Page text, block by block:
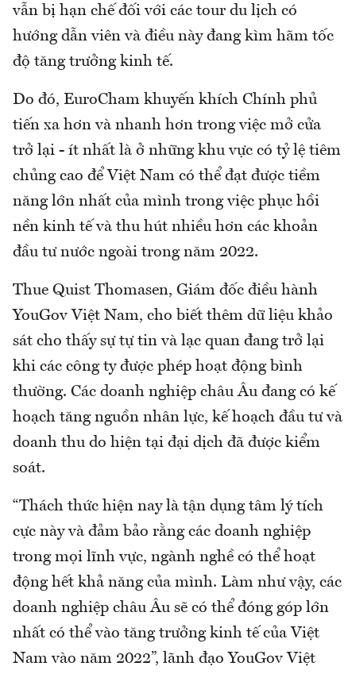
vẫn bị hạn chế đối với các tour du lịch có
hướng dẫn viên và điều này đang kìm hãm tốc
độ tăng trưởng kinh tế.
Do đó, EuroCham khuyến khích Chính phủ
tiến xa hơn và nhanh hơn trong việc mở cửa
trở lại - ít nhất là ở những khu vực có tỷ lệ tiêm
chủng cao để Việt Nam có thể đạt được tiềm
năng lớn nhất của mình trong việc phục hồi
nền kinh tế và thu hút nhiều hơn các khoản
đầu tư nước ngoài trong năm 2022.
Thue Quist Thomasen, Giám đốc điều hành
YouGov Việt Nam, cho biết thêm dữ liệu khảo
sát cho thấy sự tự tin và lạc quan đang trở lại
khi các công ty được phép hoạt động bình
thường. Các doanh nghiệp châu Âu đang có kế
hoạch tăng nguồn nhân lực, kế hoạch đầu tư và
doanh thu do hiện tại đại dịch đã được kiểm
soát.
“Thách thức hiện nay là tận dụng tâm lý tích
cực này và đảm bảo rằng các doanh nghiệp
trong mọi lĩnh vực, ngành nghề có thể hoạt
động hết khả năng của mình. Làm như vậy, các
doanh nghiệp châu Âu sẽ có thể đóng góp lớn
nhất có thể vào tăng trưởng kinh tế của Việt
Nam vào năm 2022”, lãnh đạo YouGov Việt